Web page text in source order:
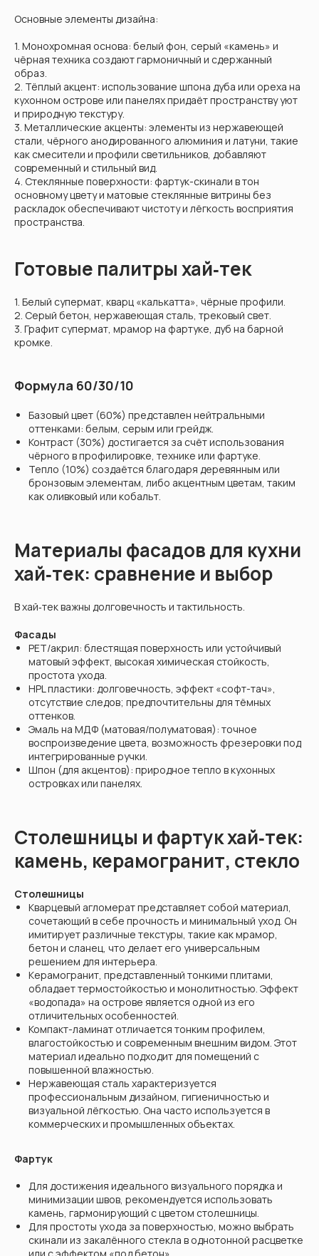
Основные элементы дизайна:
1. Монохромная основа: белый фон, серый «камень» и
чёрная техника создают гармоничный и сдержанный
образ.
2. Тёплый акцент: использование шпона дуба или ореха на
кухонном острове или панелях придаёт пространству уют
и природную текстуру.
3. Металлические акценты: элементы из нержавеющей
стали, чёрного анодированного алюминия и латуни, такие
как смесители и профили светильников, добавляют
современный и стильный вид.
4. Стеклянные поверхности: фартук-скинали в тон
основному цвету и матовые стеклянные витрины без
раскладок обеспечивают чистоту и лёгкость восприятия
пространства.
Готовые палитры хай‑тек
1. Белый супермат, кварц «калькатта», чёрные профили.
2. Серый бетон, нержавеющая сталь, трековый свет.
3. Графит супермат, мрамор на фартуке, дуб на барной
кромке.
Формула 60/30/10
Базовый цвет (60%) представлен нейтральными
оттенками: белым, серым или грейдж.
Контраст (30%) достигается за счёт использования
чёрного в профилировке, технике или фартуке.
Тепло (10%) создаётся благодаря деревянным или
бронзовым элементам, либо акцентным цветам, таким
как оливковый или кобальт.
Материалы фасадов для кухни
хай‑тек: сравнение и выбор
В хай‑тек важны долговечность и тактильность.
Фасады
PET/акрил: блестящая поверхность или устойчивый
матовый эффект, высокая химическая стойкость,
простота ухода.
HPL пластики: долговечность, эффект «софт-тач»,
отсутствие следов; предпочтительны для тёмных
оттенков.
Эмаль на МДФ (матовая/полуматовая): точное
воспроизведение цвета, возможность фрезеровки под
интегрированные ручки.
Шпон (для акцентов): природное тепло в кухонных
островках или панелях.
Столешницы и фартук хай‑тек:
камень, керамогранит, стекло
Столешницы
Кварцевый агломерат представляет собой материал,
сочетающий в себе прочность и минимальный уход. Он
имитирует различные текстуры, такие как мрамор,
бетон и сланец, что делает его универсальным
решением для интерьера.
Керамогранит, представленный тонкими плитами,
обладает термостойкостью и монолитностью. Эффект
«водопада» на острове является одной из его
отличительных особенностей.
Компакт-ламинат отличается тонким профилем,
влагостойкостью и современным внешним видом. Этот
материал идеально подходит для помещений с
повышенной влажностью.
Нержавеющая сталь характеризуется
профессиональным дизайном, гигиеничностью и
визуальной лёгкостью. Она часто используется в
коммерческих и промышленных объектах.
Фартук
Для достижения идеального визуального порядка и
минимизации швов, рекомендуется использовать
камень, гармонирующий с цветом столешницы.
Для простоты ухода за поверхностью, можно выбрать
скинали из закалённого стекла в однотонной расцветке